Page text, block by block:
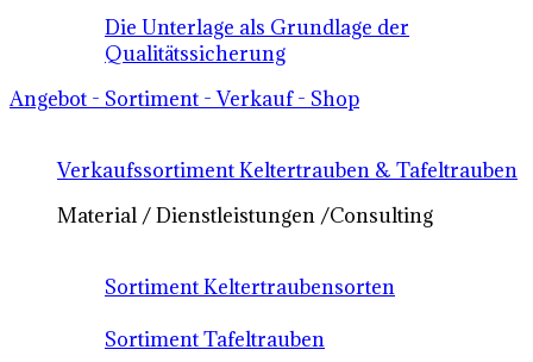
Die Unterlage als Grundlage der
Qualitätssicherung
Angebot - Sortiment - Verkauf - Shop
Verkaufssortiment Keltertrauben & Tafeltrauben
Material / Dienstleistungen /Consulting
Sortiment Keltertraubensorten
Sortiment Tafeltrauben